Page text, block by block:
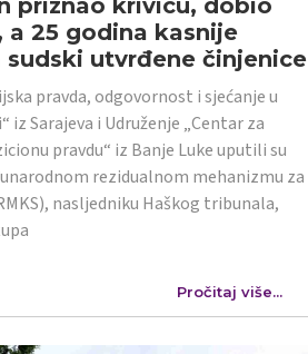
a 25 godina kasnije
sudski utvrđene činjenice
pravda, odgovornost i sjećanje u
iz Sarajeva i Udruženje „Centar za
pravdu“ iz Banje Luke uputili su
rezidualnom mehanizmu za
nasljedniku Haškog tribunala,
Pročitaj više...